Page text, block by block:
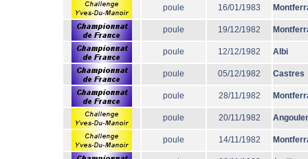
poule 16/01/1983
poule 19/12/1982
poule 12/12/1982 Albi
poule 05/12/1982 Castres
poule 28/11/1982
poule 20/11/1982
poule 14/11/1982